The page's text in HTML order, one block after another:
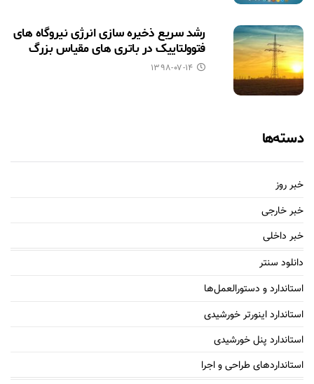
رشد سریع ذخیره سازی انرژی نیروگاه های
فتوولتاییک در باتری های مقیاس بزرگ
۱۳۹۸-۰۷-۱۴
دسته‌ها
خبر روز
خبر خارجی
خبر داخلی
دانلود سنتر
استاندارد و دستورالعمل‌ها
استاندارد اینورتر خورشیدی
استاندارد پنل خورشیدی
استانداردهای طراحی و اجرا